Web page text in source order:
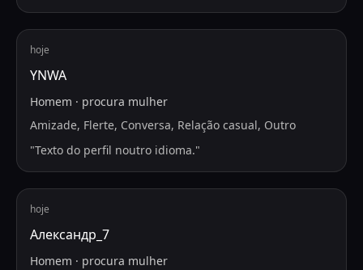
hoje
YNWA
Homem · procura mulher
Amizade, Flerte, Conversa, Relação casual, Outro
"Texto do perfil noutro idioma."
hoje
Александр_7
Homem · procura mulher